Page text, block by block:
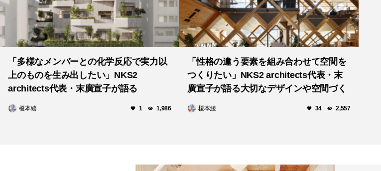
「多様なメンバーとの化学反応で実力以
上のものを生み出したい」NKS2
architects代表・末廣宣子が語る
SUZAKI-KOEN STUDIOの魅力や福岡の
街
榎本綾 1 1,986
「性格の違う要素を組み合わせて空間を
つくりたい」NKS2 architects代表・末
廣宣子が語る大切なデザインや空間づく
り
榎本綾 34 2,557